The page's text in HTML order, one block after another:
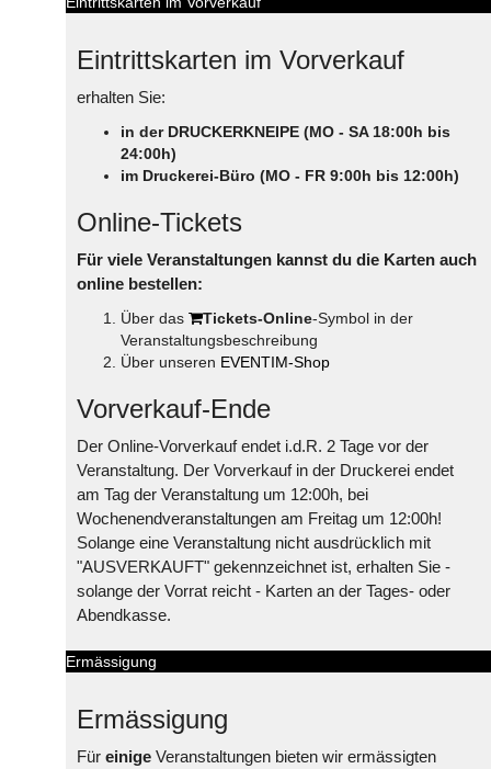
Eintrittskarten im Vorverkauf
erhalten Sie:
in der DRUCKERKNEIPE (MO - SA 18:00h bis
24:00h)
im Druckerei-Büro (MO - FR 9:00h bis 12:00h)
Online-Tickets
Für viele Veranstaltungen kannst du die Karten auch
online bestellen:
Über das Tickets-Online-Symbol in der
Veranstaltungsbeschreibung
Über unseren EVENTIM-Shop
Vorverkauf-Ende
Der Online-Vorverkauf endet i.d.R. 2 Tage vor der
Veranstaltung. Der Vorverkauf in der Druckerei endet
am Tag der Veranstaltung um 12:00h, bei
Wochenendveranstaltungen am Freitag um 12:00h!
Solange eine Veranstaltung nicht ausdrücklich mit
"AUSVERKAUFT" gekennzeichnet ist, erhalten Sie -
solange der Vorrat reicht - Karten an der Tages- oder
Abendkasse.
Ermässigung
Ermässigung
Für einige Veranstaltungen bieten wir ermässigten